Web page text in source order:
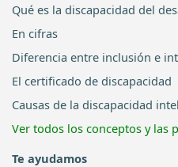
Qué es la discapacidad del
En cifras
Diferencia entre inclusión e
El certificado de discapacidad
Causas de la discapacidad
Ver todos los conceptos y las
Te ayudamos